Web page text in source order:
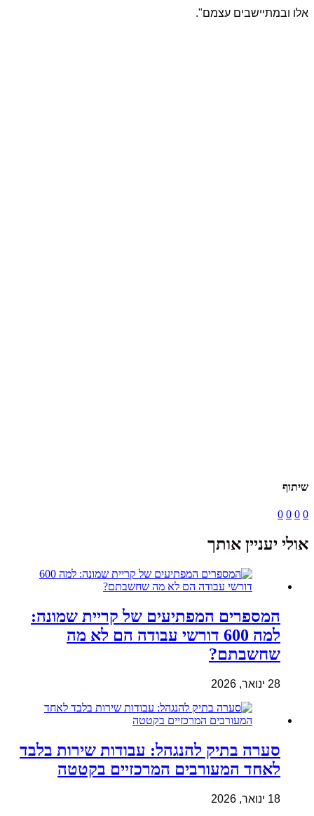
אלו ובמתיישבים עצמם".
שיתוף
0
0
0
0
אולי יעניין אותך
המספרים המפתיעים של קריית שמונה:
למה 600 דורשי עבודה הם לא מה
שחשבתם?
28 ינואר, 2026
סערה בתיק להנגהל: עבודות שירות בלבד
לאחד המעורבים המרכזיים בקטטה
18 ינואר, 2026